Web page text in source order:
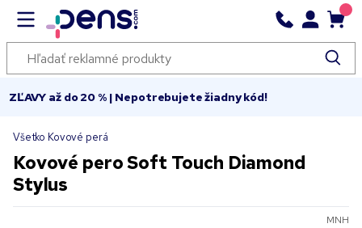
ZĽAVY až do 20 % | Nepotrebujete žiadny kód!
Všetko Kovové perá
Kovové pero Soft Touch Diamond
Stylus
MNH